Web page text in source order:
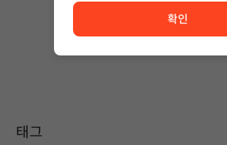
작성된 글이 없습니다.
태그
확인